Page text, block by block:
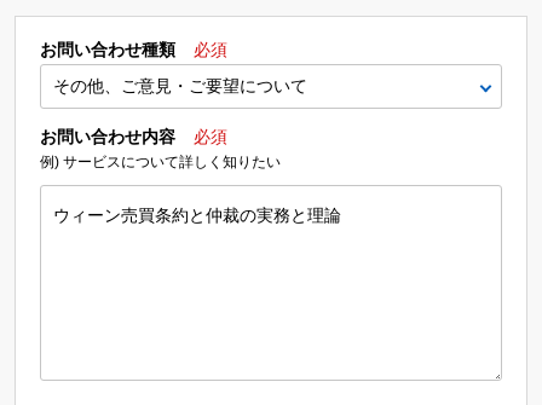
お問い合わせ種類 必須
お問い合わせ内容 必須
例) サービスについて詳しく知りたい